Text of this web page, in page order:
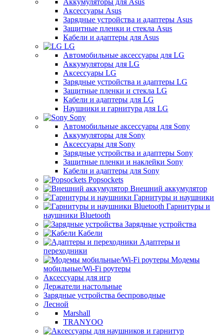
Аккумуляторы для Asus
Аксессуары Asus
Зарядные устройства и адаптеры Asus
Защитные пленки и стекла Asus
Кабели и адаптеры для Asus
LG
Автомобильные аксессуары для LG
Аккумуляторы для LG
Аксессуары LG
Зарядные устройства и адаптеры LG
Защитные пленки и стекла LG
Кабели и адаптеры для LG
Наушники и гарнитура для LG
Sony
Автомобильные аксессуары для Sony
Аккумуляторы для Sony
Аксессуары для Sony
Зарядные устройства и адаптеры Sony
Защитные пленки и наклейки Sony
Кабели и адаптеры для Sony
Popsockets
Внешний аккумулятор
Гарнитуры и наушники
Гарнитуры и
наушники Bluetooth
Зарядные устройства
Кабели
Адаптеры и
переходники
Модемы
мобильные/Wi-Fi роутеры
Аксессуары для игр
Держатели настольные
Зарядные устройства беспроводные
Лесной
Marshall
TRANYOO